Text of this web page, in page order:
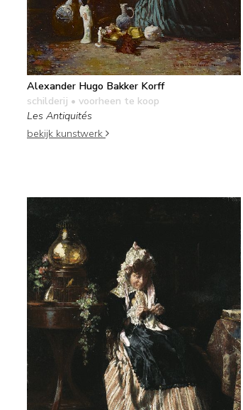
Alexander Hugo Bakker Korff
schilderij • voorheen te koop
Les Antiquités
bekijk kunstwerk